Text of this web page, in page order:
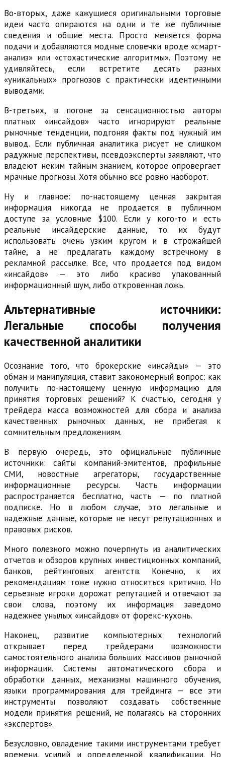
Во-вторых, даже кажущиеся оригинальными торговые
идеи часто опираются на одни и те же публичные
сведения и общие места. Просто меняется форма
подачи и добавляются модные словечки вроде «смарт-
анализ» или «стохастические алгоритмы». Поэтому не
удивляйтесь, если встретите десять разных
«уникальных» прогнозов с практически идентичными
выводами.
В-третьих, в погоне за сенсационностью авторы
платных «инсайдов» часто игнорируют реальные
рыночные тенденции, подгоняя факты под нужный им
вывод. Если публичная аналитика рисует не слишком
радужные перспективы, псевдоэксперты заявляют, что
владеют неким тайным знанием, которое опровергает
мрачные прогнозы. Хотя обычно все ровно наоборот.
Ну и главное: по-настоящему ценная закрытая
информация никогда не продается в публичном
доступе за условные $100. Если у кого-то и есть
реальные инсайдерские данные, то их будут
использовать очень узким кругом и в строжайшей
тайне, а не предлагать каждому встречному в
рекламной рассылке. Все, что продается под видом
«инсайдов» — это либо красиво упакованный
информационный шум, либо откровенная ложь.
Альтернативные источники:
Легальные способы получения
качественной аналитики
Осознание того, что брокерские «инсайды» — это
обман и манипуляция, ставит закономерный вопрос: как
получить по-настоящему ценную информацию для
принятия торговых решений? К счастью, сегодня у
трейдера масса возможностей для сбора и анализа
качественных рыночных данных, не прибегая к
сомнительным предложениям.
В первую очередь, это официальные публичные
источники: сайты компаний-эмитентов, профильные
СМИ, новостные агрегаторы, государственные
информационные ресурсы. Часть информации
распространяется бесплатно, часть — по платной
подписке. Но в любом случае, это легальные и
надежные данные, которые не несут репутационных и
правовых рисков.
Много полезного можно почерпнуть из аналитических
отчетов и обзоров крупных инвестиционных компаний,
банков, рейтинговых агентств. Конечно, к их
рекомендациям тоже нужно относиться критично. Но
серьезные игроки дорожат репутацией и отвечают за
свои слова, поэтому их информация заведомо
надежнее унылых «инсайдов» от форекс-кухонь.
Наконец, развитие компьютерных технологий
открывает перед трейдерами возможности
самостоятельного анализа больших массивов рыночной
информации. Системы автоматического сбора и
обработки данных, механизмы машинного обучения,
языки программирования для трейдинга — все эти
инструменты позволяют создавать собственные
модели принятия решений, не полагаясь на сторонних
«экспертов».
Безусловно, овладение такими инструментами требует
времени, усилий и определенной квалификации. Но